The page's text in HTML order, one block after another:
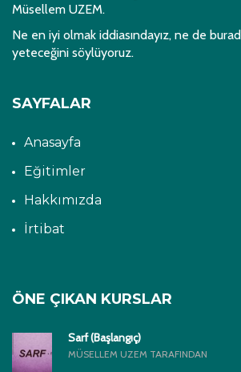
Müsellem UZEM.
Ne en iyi olmak iddiasındayız, ne de
yeteceğini söylüyoruz.
SAYFALAR
Anasayfa
Eğitimler
Hakkımızda
İrtibat
ÖNE ÇIKAN KURSLAR
Sarf (Başlangıç)
MÜSELLEM UZEM TARAFINDAN